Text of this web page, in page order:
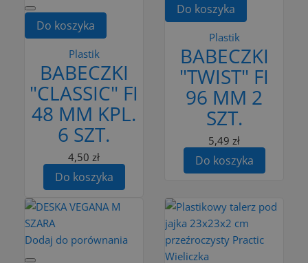
Do koszyka
Plastik
BABECZKI
"CLASSIC" FI
48 MM KPL.
6 SZT.
4,50 zł
Do koszyka
Do koszyka
Plastik
BABECZKI
"TWIST" FI
96 MM 2
SZT.
5,49 zł
Do koszyka
Dodaj do porównania